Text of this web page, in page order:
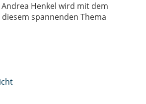
Henkel wird mit dem
spannenden Thema